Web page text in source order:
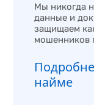
Мы никогда
данные и
защищаем
мошенников
найме